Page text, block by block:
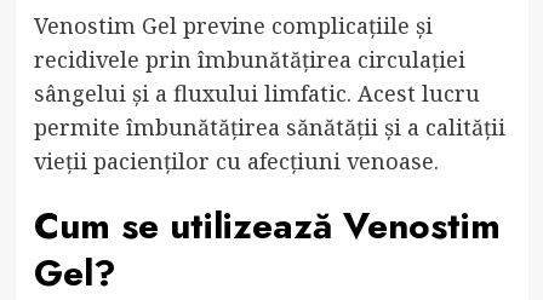
Venostim Gel previne complicațiile și
recidivele prin îmbunătățirea circulației
sângelui și a fluxului limfatic. Acest lucru
permite îmbunătățirea sănătății și a calității
vieții pacienților cu afecțiuni venoase.
Cum se utilizează Venostim
Gel?